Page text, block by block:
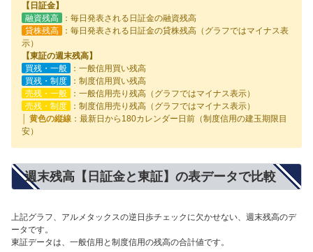
【日証金】
融資残高
：毎日発表される日証金の融資残高
貸株残高
：毎日発表される日証金の貸株残高（グラフではマイナス表
示）
【東証の週末残高】
買残・一般
：一般信用買い残高
買残・制度
：制度信用買い残高
売残・一般
：一般信用売り残高（グラフではマイナス表示）
売残・制度
：制度信用売り残高（グラフではマイナス表示）
│ 黄色の縦線 ：最新日から180カレンダー日前（制度信用の建玉期限目
安）
週末残高【日証金と東証】の表データで比較
上記グラフ、アルメタックスの逆日歩チェックに欠かせない、週末残高のデ
ータです。
東証データは、一般信用と制度信用の残高の合計値です。